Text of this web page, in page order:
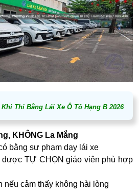
Thi Bằng Lái Xe Ô Tô Hạng B 2026
KHÔNG La Mắng
bằng sư phạm dạy lái xe
được TỰ CHỌN giáo viên phù hợp
cảm thấy không hài lòng